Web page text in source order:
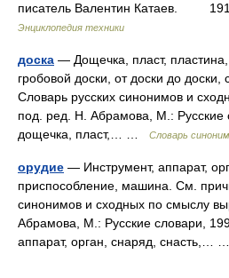
писатель Валентин Катаев.
Энциклопедия техники
доска — Дощечка, пласт,
гробовой доски, от доски до доски,
Словарь русских синонимов и
под. ред. Н. Абрамова, М.: Русские
дощечка, пласт,… …
Словарь
орудие — Инструмент, аппарат,
приспособление, машина. См.
синонимов и сходных по смыслу
Абрамова, М.: Русские словари,
аппарат, орган, снаряд, снасть,…